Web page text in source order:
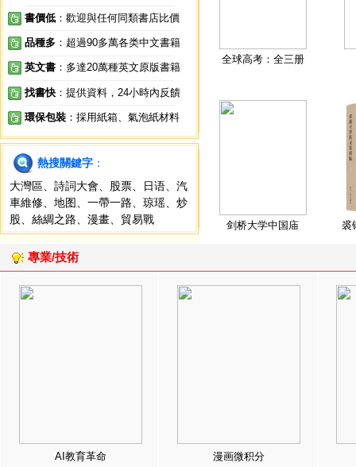
書價低 ：歡迎與任何同類書店比價
品種多 ：超過90多萬各类中文書籍
英文書 ：多達20萬種英文原版書籍
找書快 ：提供資料，24小時內反饋
環保包裝 ：採用紙箱、氣泡紙材料
熱搜關鍵字 ：
大灣區
詩詞大會 股票 日语
汽
車維修
地图 一帶一路 琼瑶
炒
股
絲綢之路 漫畫 貿易戰
全球高考：全三册
剑桥大学中国庙 裘
專業/技術
AI教育革命 漫画微积分